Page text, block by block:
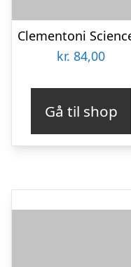
kr. 84,00
Gå til shop